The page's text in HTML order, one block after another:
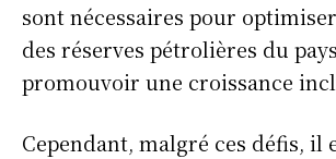
sont nécessaires pour
des réserves pétrolières du
promouvoir une croissance
Cependant, malgré ces défis, il